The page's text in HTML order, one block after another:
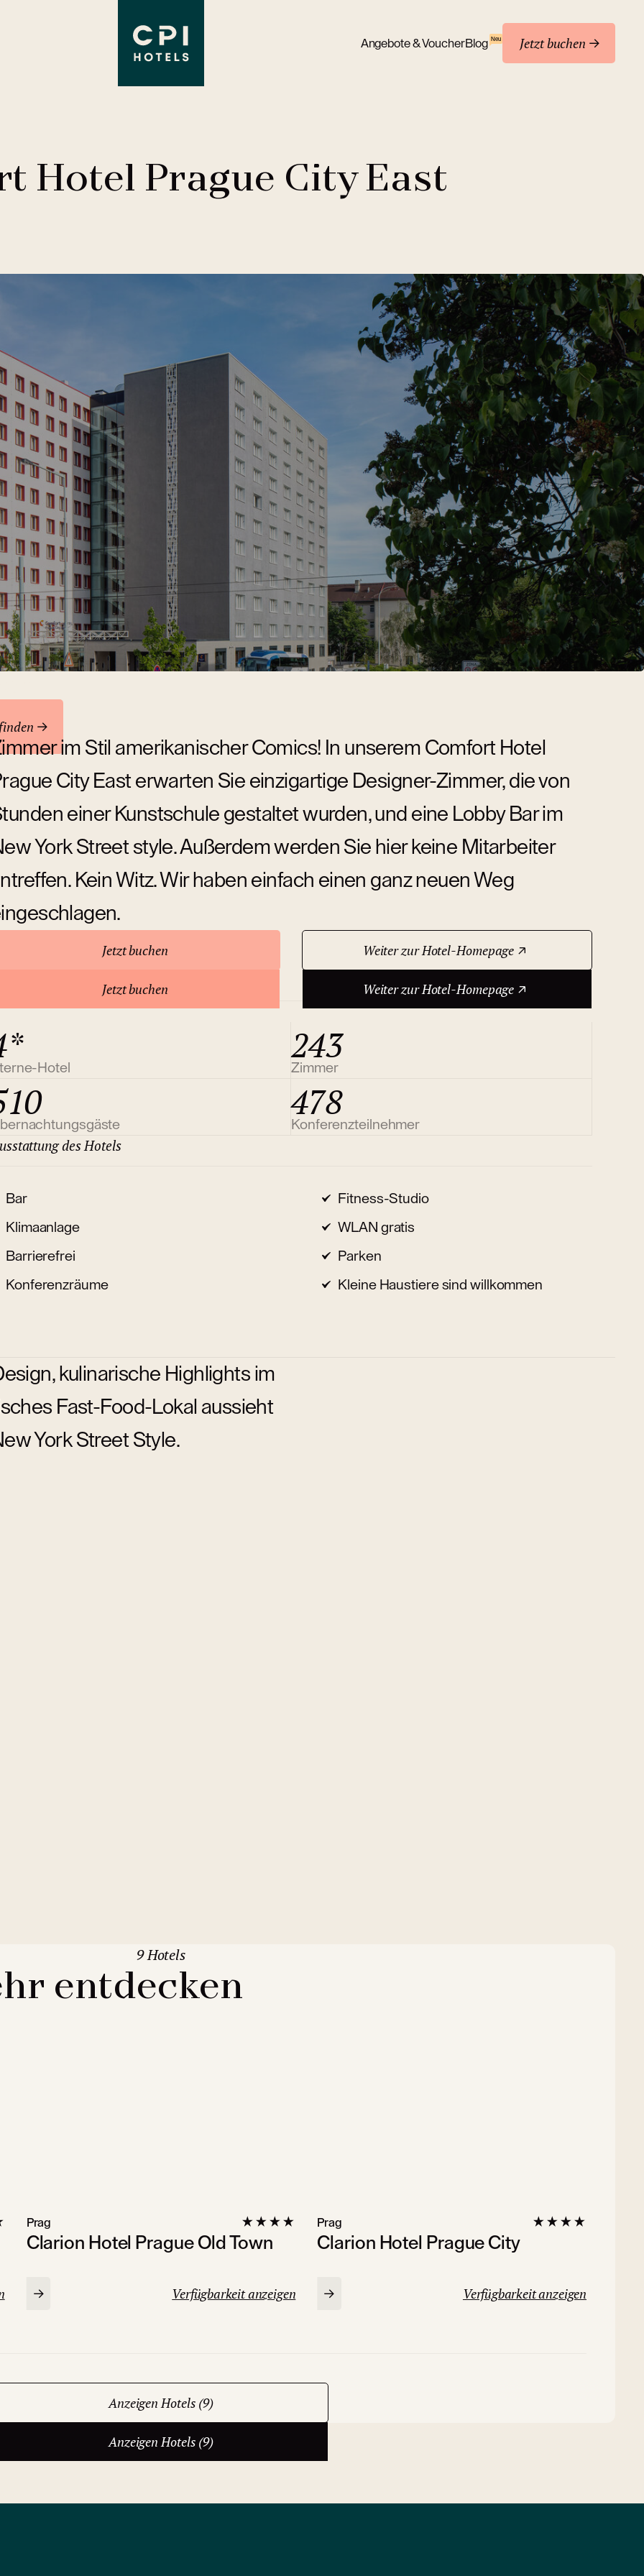
Jetzt buchen
Angebote & VoucherBlog Neu
Hotel Prague City East
im Stil amerikanischer Comics! In unserem Comfort Hotel
City East erwarten Sie einzigartige Designer-Zimmer, die von
einer Kunstschule gestaltet wurden, und eine Lobby Bar im
York Street style. Außerdem werden Sie hier keine Mitarbeiter
Kein Witz. Wir haben einfach einen ganz neuen Weg
Jetzt buchen
Jetzt buchen
Weiter zur Hotel-Homepage
Weiter zur Hotel-Homepage
Hotel
243
Zimmer
478
Konferenzteilnehmer
des Hotels
Bar
Fitness-Studio
Klimaanlage
WLAN gratis
Barrierefrei
Parken
Konferenzräume
Kleine Haustiere sind willkommen
kulinarische Highlights im
Fast-Food-Lokal aussieht
York Street Style.
entdecken
9 Hotels
Clarion Hotel Prague Old Town
Prag
Verfügbarkeit anzeigen
Clarion Hotel Prague City
Prag
Verfügbarkeit anzeigen
Anzeigen Hotels (9)
Anzeigen Hotels (9)